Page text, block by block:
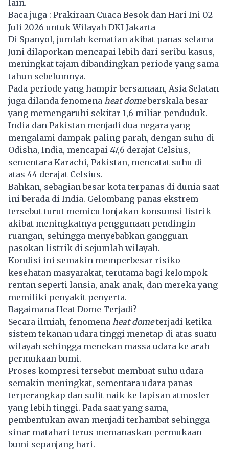
lain.
Baca juga : Prakiraan Cuaca Besok dan Hari Ini 02
Juli 2026 untuk Wilayah DKI Jakarta
Di Spanyol, jumlah kematian akibat panas selama
Juni dilaporkan mencapai lebih dari seribu kasus,
meningkat tajam dibandingkan periode yang sama
tahun sebelumnya.
Pada periode yang hampir bersamaan, Asia Selatan
juga dilanda fenomena heat domeberskala besar
yang memengaruhi sekitar 1,6 miliar penduduk.
India dan Pakistan menjadi dua negara yang
mengalami dampak paling parah, dengan suhu di
Odisha, India, mencapai 47,6 derajat Celsius,
sementara Karachi, Pakistan, mencatat suhu di
atas 44 derajat Celsius.
Bahkan, sebagian besar kota terpanas di dunia saat
ini berada di India. Gelombang panas ekstrem
tersebut turut memicu lonjakan konsumsi listrik
akibat meningkatnya penggunaan pendingin
ruangan, sehingga menyebabkan gangguan
pasokan listrik di sejumlah wilayah.
Kondisi ini semakin memperbesar risiko
kesehatan masyarakat, terutama bagi kelompok
rentan seperti lansia, anak-anak, dan mereka yang
memiliki penyakit penyerta.
Bagaimana Heat Dome Terjadi?
Secara ilmiah, fenomena heat dome terjadi ketika
sistem tekanan udara tinggi menetap di atas suatu
wilayah sehingga menekan massa udara ke arah
permukaan bumi.
Proses kompresi tersebut membuat suhu udara
semakin meningkat, sementara udara panas
terperangkap dan sulit naik ke lapisan atmosfer
yang lebih tinggi. Pada saat yang sama,
pembentukan awan menjadi terhambat sehingga
sinar matahari terus memanaskan permukaan
bumi sepanjang hari.